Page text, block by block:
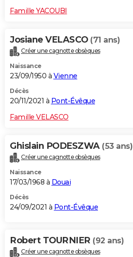
Famille YACOUBI
Josiane VELASCO (71 ans)
Créer une cagnotte obsèques
Naissance
23/09/1950 à Vienne
Décès
20/11/2021 à Pont-Évêque
Famille VELASCO
Ghislain PODESZWA (53 ans)
Créer une cagnotte obsèques
Naissance
17/03/1968 à Douai
Décès
24/09/2021 à Pont-Évêque
Robert TOURNIER (92 ans)
Créer une cagnotte obsèques